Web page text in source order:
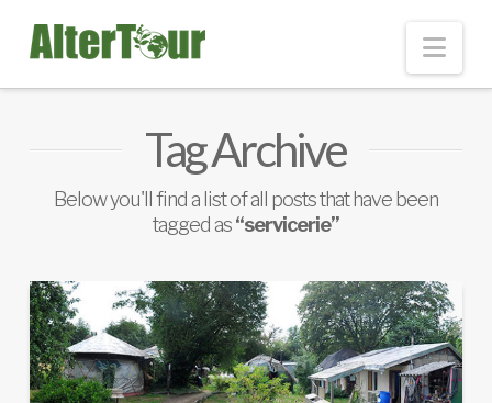
Tag Archive
Below you'll find a list of all posts that have been
tagged as“servicerie”